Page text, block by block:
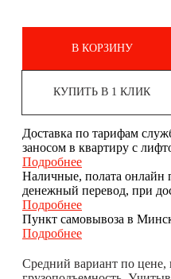
В КОРЗИНУ
КУПИТЬ В 1 КЛИК
Доставка по тарифам
заносом в квартиру с
Подробнее
Наличные, полата онлайн
денежный перевод, при
Подробнее
Пункт самовывоза в
Подробнее
Средний вариант по